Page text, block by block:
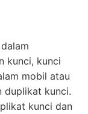
kunci, kunci
mobil atau
duplikat kunci.
kunci dan